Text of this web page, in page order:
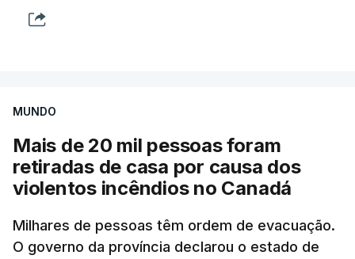
MUNDO
Mais de 20 mil pessoas foram
retiradas de casa por causa dos
violentos incêndios no Canadá
Milhares de pessoas têm ordem de evacuação.
O governo da província declarou o estado de